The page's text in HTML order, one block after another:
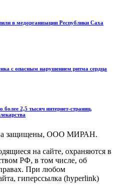
в медорганизации Республики Саха
с опасным нарушением ритма сердца
2,5 тысяч интернет-страниц,
защищены, ООО МИРАН.
на сайте, охраняются в
РФ, в том числе, об
При любом
гиперссылка (hyperlink)